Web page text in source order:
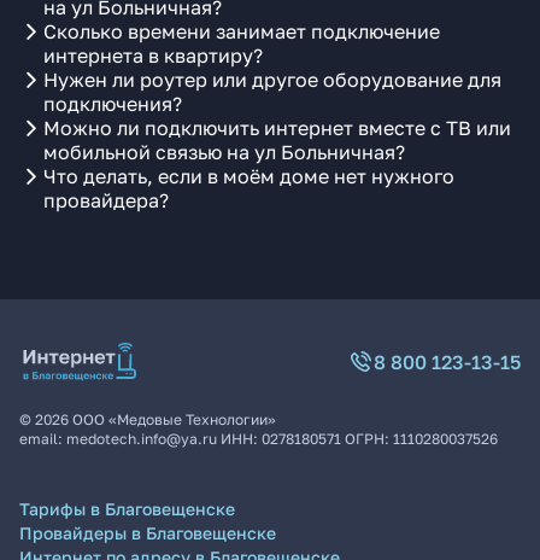
на ул Больничная?
Сколько времени занимает подключение
интернета в квартиру?
Нужен ли роутер или другое оборудование для
подключения?
Можно ли подключить интернет вместе с ТВ или
мобильной связью на ул Больничная?
Что делать, если в моём доме нет нужного
провайдера?
8 800 123-13-15
© 2026 ООО «Медовые Технологии»
email: medotech.info@ya.ru ИНН: 0278180571 ОГРН: 1110280037526
Тарифы в Благовещенске
Провайдеры в Благовещенске